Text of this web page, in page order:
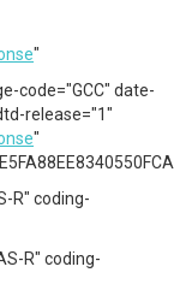
"
code="GCC" date-
release="1"
"
R" coding-
R" coding-